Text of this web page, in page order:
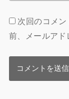
次回のコメ
前、メールアド